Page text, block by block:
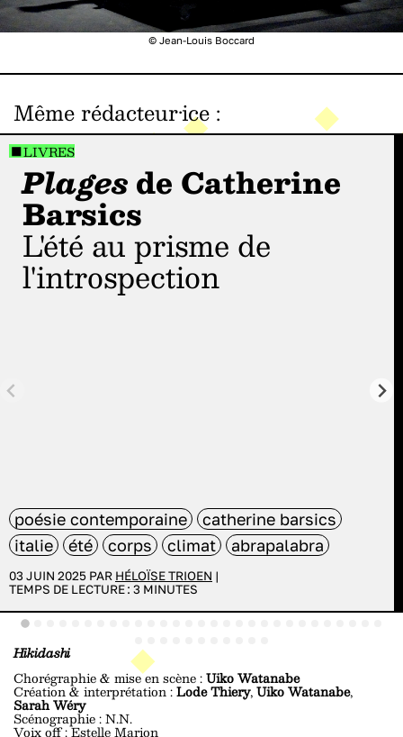
© Jean-Louis Boccard
Même rédacteur·ice :
LIVRES
Plagesde Catherine
Barsics
L'été au prisme de
l'introspection
poésie contemporaine
catherine barsics
italie
été corps climat abrapalabra
03 JUIN 2025 PAR HÉLOÏSE TRIOEN |
TEMPS DE LECTURE : 3 MINUTES
Hikidashi
Chorégraphie & mise en scène :Uiko Watanabe
Création & interprétation :Lode Thiery,Uiko Watanabe,
Sarah Wéry
Scénographie : N.N.
Voix off : Estelle Marion